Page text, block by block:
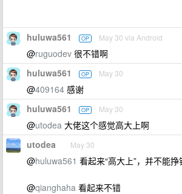
huluwa561 OP May 30 via Android
@ruguodev 很不错啊
huluwa561 OP May 30
@409164 感谢
huluwa561 OP May 30
@utodea 大佬这个感觉高大上啊
utodea May 30
@huluwa561 看起来“高大上”，并不能挣
@qianghaha 看起来不错